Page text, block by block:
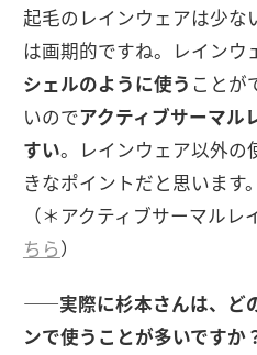
起毛のレインウェアは少な
は画期的ですね。レインウ
シェルのように使う ことが
いのでアクティブサーマル
すい。レインウェア以外の
きなポイントだと思います。
（＊アクティブサーマルレ
ちら）
――実際に杉本さんは、ど
ンで使うことが多いですか